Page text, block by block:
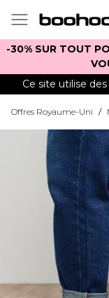
-30% SUR TOUT
Ce site utilise
Offres Royaume-Uni /